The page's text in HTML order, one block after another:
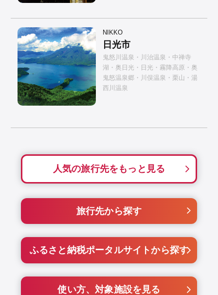
NIKKO
日光市
鬼怒川温泉・川治温泉・中禅寺
湖・奥日光・日光・霧降高原・奥
鬼怒温泉郷・川俣温泉・栗山・湯
西川温泉
人気の旅行先をもっと見る
旅行先から探す
ふるさと納税ポータルサイトから探す
使い方、対象施設を見る